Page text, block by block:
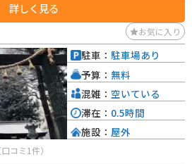
詳しく見る
お気に入り
口コミ1件）
駐車： 駐車場あり
予算： 無料
混雑： 空いている
滞在： 0.5時間
施設： 屋外